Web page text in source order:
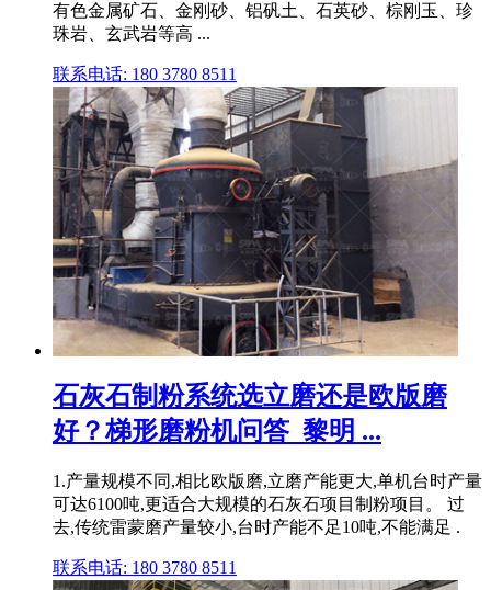
有色金属矿石、金刚砂、铝矾土、石英砂、棕刚玉、珍
珠岩、玄武岩等高 ...
联系电话: 180 3780 8511
石灰石制粉系统选立磨还是欧版磨
好？梯形磨粉机问答_黎明 ...
1.产量规模不同,相比欧版磨,立磨产能更大,单机台时产量
可达6100吨,更适合大规模的石灰石项目制粉项目。 过
去,传统雷蒙磨产量较小,台时产能不足10吨,不能满足 .
联系电话: 180 3780 8511